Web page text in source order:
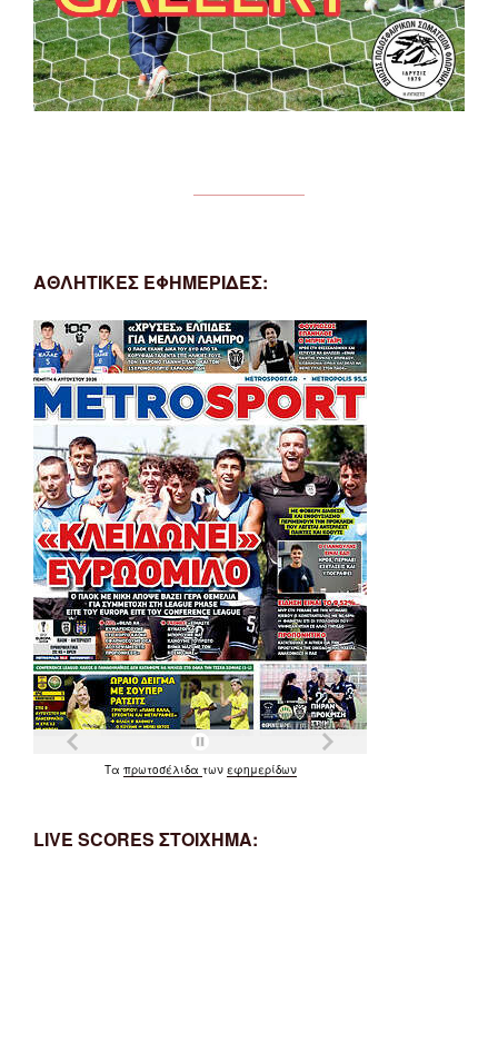
ΑΘΛΗΤΙΚΕΣ ΕΦΗΜΕΡΙΔΕΣ:
Τα πρωτοσέλιδα των εφημερίδων
LIVE SCORES ΣΤΟΙΧΗΜΑ: